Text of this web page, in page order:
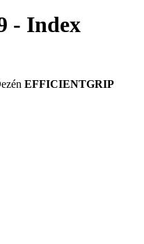
- Index
EFFICIENTGRIP